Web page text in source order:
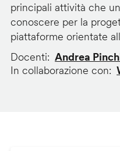
principali attività che
conoscere per la
piattaforme orientate
Docenti
Andrea
In collaborazione con